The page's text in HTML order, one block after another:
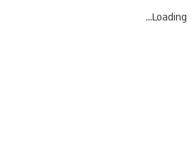
Loading...